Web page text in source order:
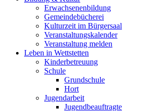
Erwachsenenbildung
Gemeindebücherei
Kulturzeit im Bürgersaal
Veranstaltungskalender
Veranstaltung melden
Leben in Wettstetten
Kinderbetreuung
Schule
Grundschule
Hort
Jugendarbeit
Jugendbeauftragte